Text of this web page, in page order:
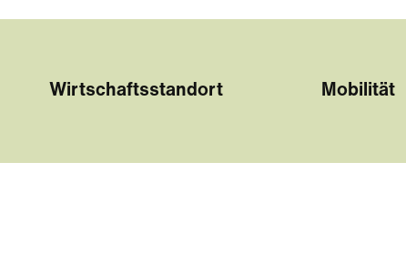
Wirtschaftsstandort Mobilität